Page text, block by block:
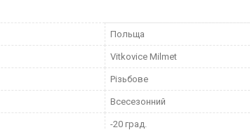
Польща
Vitkovice Milmet
Різьбове
Всесезонний
-20 град.